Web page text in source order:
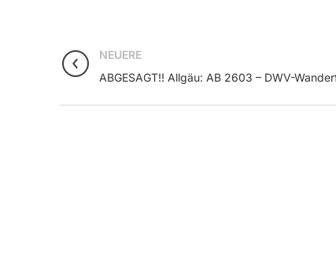
NEUERE
ABGESAGT!! Allgäu: AB 2603 – DWV-